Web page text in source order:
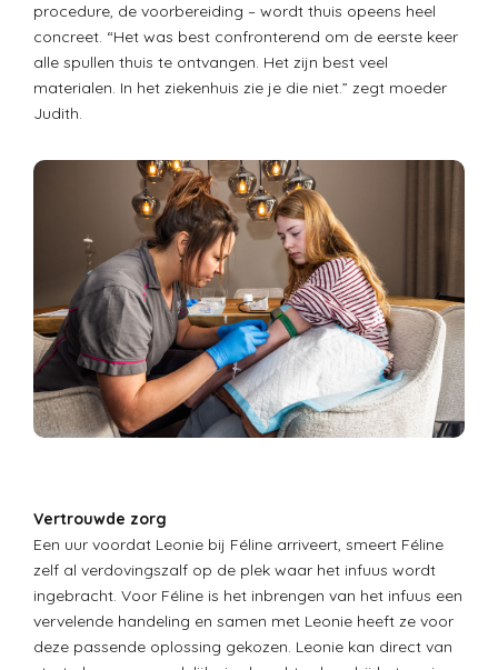
procedure, de voorbereiding – wordt thuis opeens heel
concreet. “Het was best confronterend om de eerste keer
alle spullen thuis te ontvangen. Het zijn best veel
materialen. In het ziekenhuis zie je die niet.” zegt moeder
Judith.
Vertrouwde zorg
Een uur voordat Leonie bij Féline arriveert, smeert Féline
zelf al verdovingszalf op de plek waar het infuus wordt
ingebracht. Voor Féline is het inbrengen van het infuus een
vervelende handeling en samen met Leonie heeft ze voor
deze passende oplossing gekozen. Leonie kan direct van